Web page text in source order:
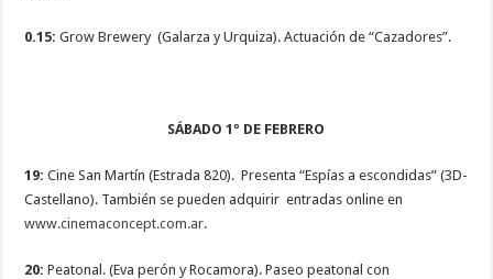
0.15: Grow Brewery (Galarza y Urquiza). Actuación de “Cazadores”.
SÁBADO 1º DE FEBRERO
19: Cine San Martín (Estrada 820). Presenta “Espías a escondidas” (3D-
Castellano). También se pueden adquirir entradas online en
www.cinemaconcept.com.ar.
20: Peatonal. (Eva perón y Rocamora). Paseo peatonal con